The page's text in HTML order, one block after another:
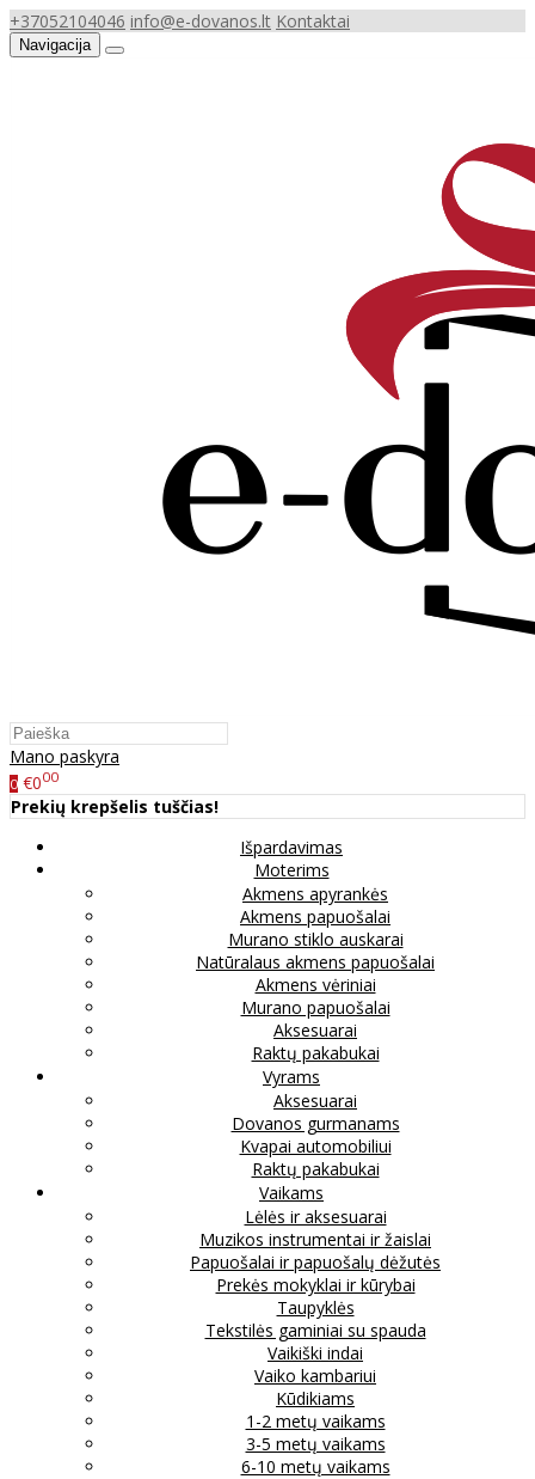
+37052104046 info@e-dovanos.lt Kontaktai
Navigacija
Mano paskyra
0 €000
Prekių krepšelis tuščias!
Išpardavimas
Moterims
Akmens apyrankės
Akmens papuošalai
Murano stiklo auskarai
Natūralaus akmens papuošalai
Akmens vėriniai
Murano papuošalai
Aksesuarai
Raktų pakabukai
Vyrams
Aksesuarai
Dovanos gurmanams
Kvapai automobiliui
Raktų pakabukai
Vaikams
Lėlės ir aksesuarai
Muzikos instrumentai ir žaislai
Papuošalai ir papuošalų dėžutės
Prekės mokyklai ir kūrybai
Taupyklės
Tekstilės gaminiai su spauda
Vaikiški indai
Vaiko kambariui
Kūdikiams
1-2 metų vaikams
3-5 metų vaikams
6-10 metų vaikams